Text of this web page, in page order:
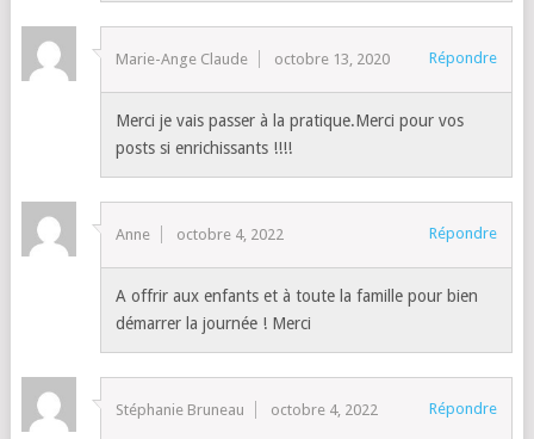
Marie-Ange Claude octobre 13, 2020 Répondre
Merci je vais passer à la pratique.Merci pour vos
posts si enrichissants !!!!
Anne octobre 4, 2022 Répondre
A offrir aux enfants et à toute la famille pour bien
démarrer la journée ! Merci
Stéphanie Bruneau octobre 4, 2022 Répondre